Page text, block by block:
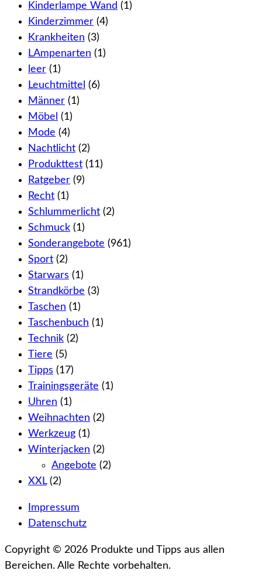
Kinderlampe Wand (1)
Kinderzimmer (4)
Krankheiten (3)
LAmpenarten (1)
leer (1)
Leuchtmittel (6)
Männer (1)
Möbel (1)
Mode (4)
Nachtlicht (2)
Produkttest (11)
Ratgeber (9)
Recht (1)
Schlummerlicht (2)
Schmuck (1)
Sonderangebote (961)
Sport (2)
Starwars (1)
Strandkörbe (3)
Taschen (1)
Taschenbuch (1)
Technik (2)
Tiere (5)
Tipps (17)
Trainingsgeräte (1)
Uhren (1)
Weihnachten (2)
Werkzeug (1)
Winterjacken (2)
Angebote (2)
XXL(2)
Impressum
Datenschutz
Copyright © 2026 Produkte und Tipps aus allen
Bereichen. Alle Rechte vorbehalten.